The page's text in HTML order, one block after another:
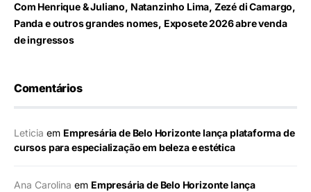
Com Henrique & Juliano, Natanzinho Lima, Zezé di Camargo,
Panda e outros grandes nomes, Exposete 2026 abre venda
de ingressos
Comentários
Leticia em Empresária de Belo Horizonte lança plataforma de
cursos para especialização em beleza e estética
Ana Carolina em Empresária de Belo Horizonte lança